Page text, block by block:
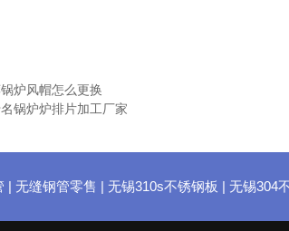
炉风帽怎么更换
锅炉炉排片加工厂家
| 无缝钢管零售 | 无锡310s不锈钢板 | 无锡304